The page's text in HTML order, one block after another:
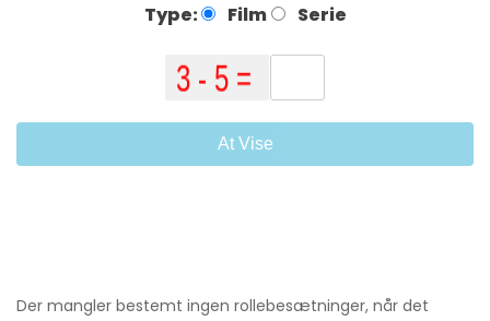
Type: Film Serie
At Vise
Der mangler bestemt ingen rollebesætninger, når det